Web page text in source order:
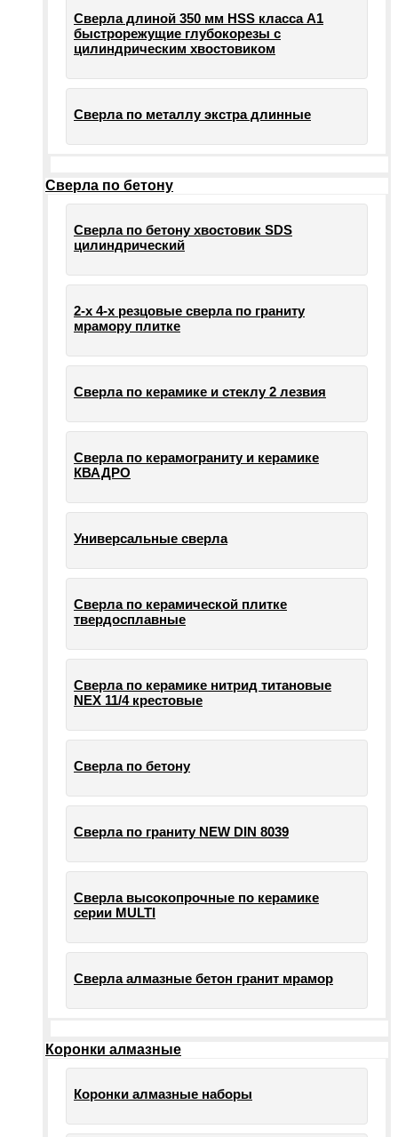
Сверла длиной 350 мм HSS класса А1
быстрорежущие глубокорезы с
цилиндрическим хвостовиком
Сверла по металлу экстра длинные
Сверла по бетону
Сверла по бетону хвостовик SDS
цилиндрический
2-х 4-х резцовые сверла по граниту
мрамору плитке
Сверла по керамике и стеклу 2 лезвия
Сверла по керамограниту и керамике
КВАДРО
Универсальные сверла
Сверла по керамической плитке
твердосплавные
Сверла по керамике нитрид титановые
NEX 11/4 крестовые
Сверла по бетону
Сверла по граниту NEW DIN 8039
Сверла высокопрочные по керамике
серии MULTI
Сверла алмазные бетон гранит мрамор
Коронки алмазные
Коронки алмазные наборы